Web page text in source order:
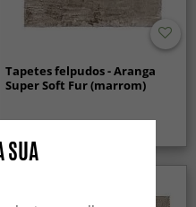
Tapetes felpudos - Aranga
Super Soft Fur (marrom)
34.99 €
SUA